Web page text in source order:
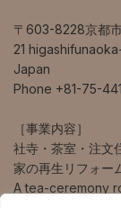
〒603-8228京都
21
Japan
Phone +81-75-
［事業内容］
社寺・茶室・注文
家の再生リフォー
A tea-ceremony